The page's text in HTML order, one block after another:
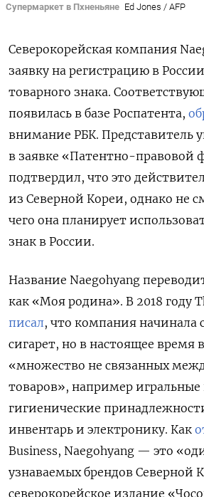
Супермаркет в Пхненьяне Ed Jones / AFP
Северокорейская компания
заявку на регистрацию в
товарного знака.
появилась в базе Роспатента,
внимание РБК. Представитель
в заявке «Патентно-
подтвердил, что это
из Северной Кореи, однако не
чего она планирует
знак в России.
Название Naegohyang
как «Моя родина». В 2018 году
писал, что компания начинала
сигарет, но в настоящее время
«множество не связанных
товаров», например игральные
гигиенические
инвентарь и электронику. Как
Business, Naegohyang — это
узнаваемых брендов Северной
северокорейское издание